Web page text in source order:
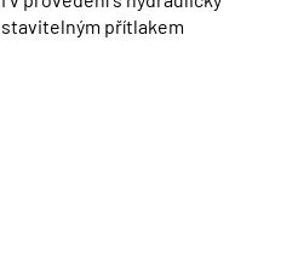
stavitelným přítlakem